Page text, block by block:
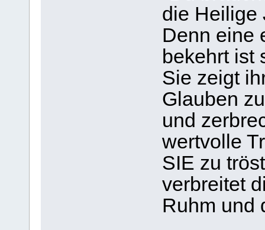
die Heilige
Denn eine
bekehrt ist
Sie zeigt
Glauben
und
wertvolle
SIE zu
verbreitet
Ruhm und